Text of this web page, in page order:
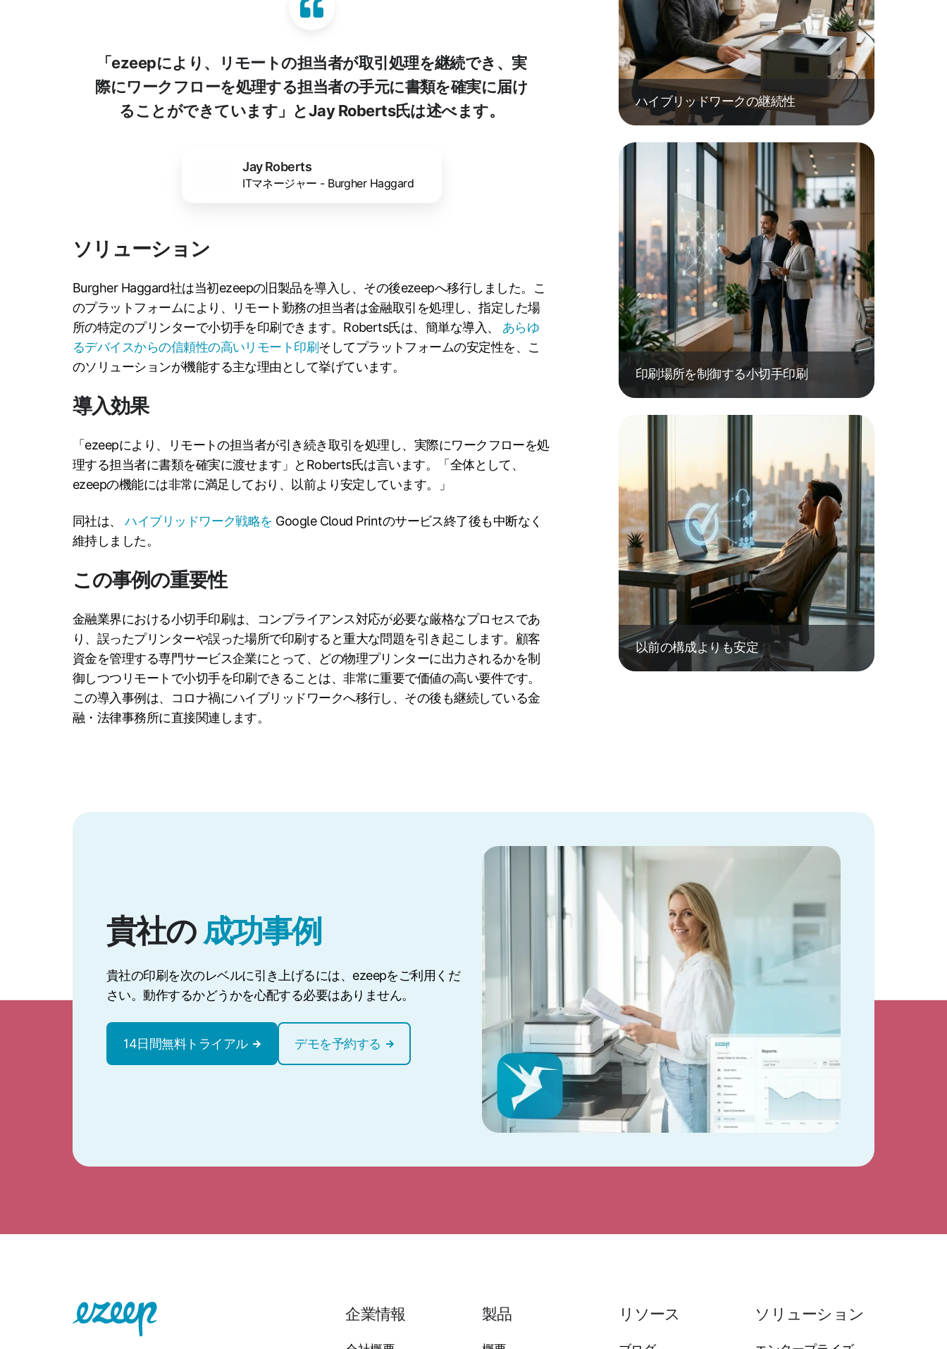
「ezeepにより、リモートの担当者が取引処理を継続でき、実
際にワークフローを処理する担当者の手元に書類を確実に届け
ることができています」とJay Roberts氏は述べます。
Jay Roberts
ITマネージャー - Burgher Haggard
ソリューション
Burgher Haggard社は当初ezeepの旧製品を導入し、その後ezeepへ移行しました。こ
のプラットフォームにより、リモート勤務の担当者は金融取引を処理し、指定した場
所の特定のプリンターで小切手を印刷できます。Roberts氏は、簡単な導入、 あらゆ
るデバイスからの信頼性の高いリモート印刷そしてプラットフォームの安定性を、こ
のソリューションが機能する主な理由として挙げています。
導入効果
「ezeepにより、リモートの担当者が引き続き取引を処理し、実際にワークフローを処
理する担当者に書類を確実に渡せます」とRoberts氏は言います。「全体として、
ezeepの機能には非常に満足しており、以前より安定しています。」
同社は、ハイブリッドワーク戦略を Google Cloud Printのサービス終了後も中断なく
維持しました。
この事例の重要性
金融業界における小切手印刷は、コンプライアンス対応が必要な厳格なプロセスであ
り、誤ったプリンターや誤った場所で印刷すると重大な問題を引き起こします。顧客
資金を管理する専門サービス企業にとって、どの物理プリンターに出力されるかを制
御しつつリモートで小切手を印刷できることは、非常に重要で価値の高い要件です。
この導入事例は、コロナ禍にハイブリッドワークへ移行し、その後も継続している金
融・法律事務所に直接関連します。
ハイブリッドワークの継続性
印刷場所を制御する小切手印刷
以前の構成よりも安定
貴社の 成功事例
貴社の印刷を次のレベルに引き上げるには、ezeepをご利用くだ
さい。動作するかどうかを心配する必要はありません。
14日間無料トライアル デモを予約する
企業情報 製品 リソース ソリューション